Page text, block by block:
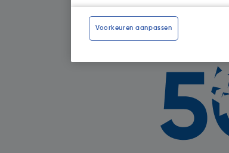
Voorkeuren aanpassen